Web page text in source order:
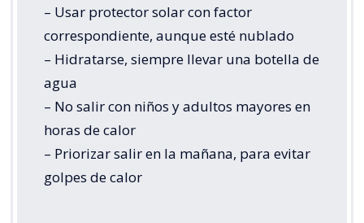
– Usar protector solar con factor
correspondiente, aunque esté nublado
– Hidratarse, siempre llevar una botella de
agua
– No salir con niños y adultos mayores en
horas de calor
– Priorizar salir en la mañana, para evitar
golpes de calor